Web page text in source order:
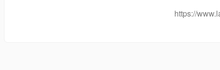
https://